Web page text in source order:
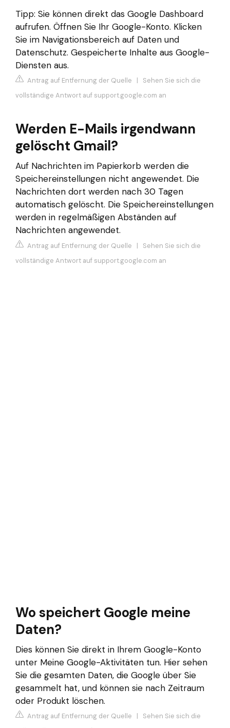
Tipp: Sie können direkt das Google Dashboard
aufrufen. Öffnen Sie Ihr Google-Konto. Klicken
Sie im Navigationsbereich auf Daten und
Datenschutz. Gespeicherte Inhalte aus Google-
Diensten aus.
Antrag auf Entfernung der Quelle | Sehen Sie sich die
vollständige Antwort auf support.google.com an
Werden E-Mails irgendwann
gelöscht Gmail?
Auf Nachrichten im Papierkorb werden die
Speichereinstellungen nicht angewendet. Die
Nachrichten dort werden nach 30 Tagen
automatisch gelöscht. Die Speichereinstellungen
werden in regelmäßigen Abständen auf
Nachrichten angewendet.
Antrag auf Entfernung der Quelle | Sehen Sie sich die
vollständige Antwort auf support.google.com an
Wo speichert Google meine
Daten?
Dies können Sie direkt in Ihrem Google-Konto
unter Meine Google-Aktivitäten tun. Hier sehen
Sie die gesamten Daten, die Google über Sie
gesammelt hat, und können sie nach Zeitraum
oder Produkt löschen.
Antrag auf Entfernung der Quelle | Sehen Sie sich die